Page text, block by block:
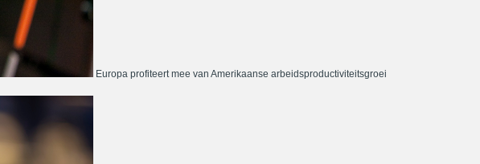
Europa profiteert mee van Amerikaanse arbeidsproductiviteitsgroei